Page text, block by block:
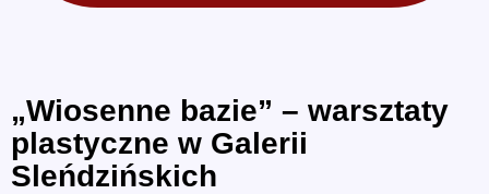
„Wiosenne bazie” – warsztaty
plastyczne w Galerii
Sleńdzińskich